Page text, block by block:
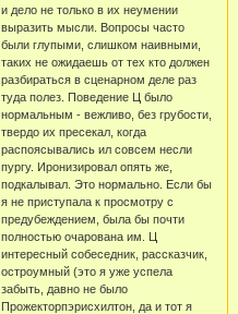
и дело не только в их неумении
выразить мысли. Вопросы часто
были глупыми, слишком наивными,
таких не ожидаешь от тех кто должен
разбираться в сценарном деле раз
туда полез. Поведение Ц было
нормальным - вежливо, без грубости,
твердо их пресекал, когда
распоясывались ил совсем несли
пургу. Иронизировал опять же,
подкалывал. Это нормально. Если бы
я не приступала к просмотру с
предубеждением, была бы почти
полностью очарована им. Ц
интересный собеседник, рассказчик,
остроумный (это я уже успела
забыть, давно не было
Прожекторпэрисхилтон, да и тот я